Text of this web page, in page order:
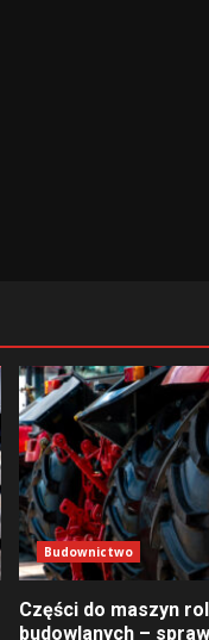
Budownictwo
Części do maszyn
budowlanych –